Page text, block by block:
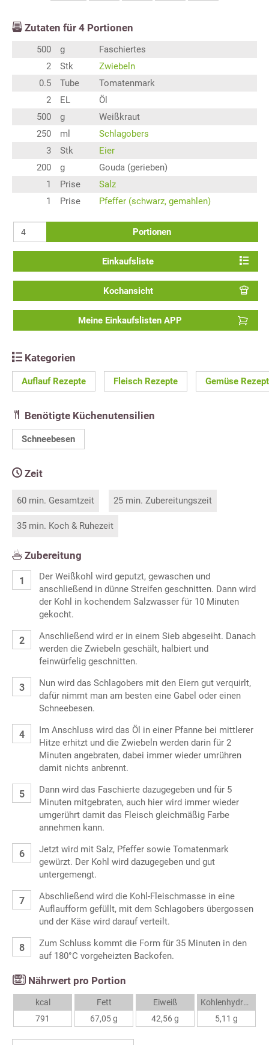
Zutaten für 4 Portionen
500 g
Faschiertes
2
Stk
Zwiebeln
0.5
Tube
Tomatenmark
2
EL
Öl
500
g
Weißkraut
250
ml
Schlagobers
3
Stk
Eier
200
g
Gouda (gerieben)
1
Prise
Salz
1
Prise Pfeffer (schwarz, gemahlen)
Portionen
Einkaufsliste
Kochansicht
Meine Einkaufslisten APP
Kategorien
Auflauf Rezepte Fleisch Rezepte Gemüse
Benötigte Küchenutensilien
Schneebesen
Zeit
60 min. Gesamtzeit 25 min. Zubereitungszeit
35 min. Koch & Ruhezeit
Zubereitung
Der Weißkohl wird geputzt, gewaschen und
anschließend in dünne Streifen geschnitten. Dann wird
der Kohl in kochendem Salzwasser für 10 Minuten
gekocht.
Anschließend wird er in einem Sieb abgeseiht. Danach
werden die Zwiebeln geschält, halbiert und
feinwürfelig geschnitten.
Nun wird das Schlagobers mit den Eiern gut verquirlt,
dafür nimmt man am besten eine Gabel oder einen
Schneebesen.
Im Anschluss wird das Öl in einer Pfanne bei mittlerer
Hitze erhitzt und die Zwiebeln werden darin für 2
Minuten angebraten, dabei immer wieder umrühren
damit nichts anbrennt.
Dann wird das Faschierte dazugegeben und für 5
Minuten mitgebraten, auch hier wird immer wieder
umgerührt damit das Fleisch gleichmäßig Farbe
annehmen kann.
Jetzt wird mit Salz, Pfeffer sowie Tomatenmark
gewürzt. Der Kohl wird dazugegeben und gut
untergemengt.
Abschließend wird die Kohl-Fleischmasse in eine
Auflaufform gefüllt, mit dem Schlagobers übergossen
und der Käse wird darauf verteilt.
Zum Schluss kommt die Form für 35 Minuten in den
auf 180°C vorgeheizten Backofen.
Nährwert pro Portion
kcal
791
Fett
67,05 g
Eiweiß
42,56 g
Kohlenhydrate
5,11 g